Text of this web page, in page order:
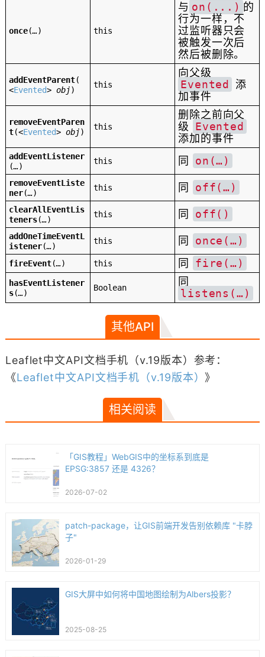
once(…) this
与 on(...) 的
行为一样，不
过监听器只会
被触发一次后
然后被删除。
addEventParent(
<Evented> obj)
this
向父级
Evented
添
加事件
removeEventParen
t(<Evented> obj)
this
删除之前向父
级
Evented
添加的事件
addEventListener
(…)
this 同 on(…)
removeEventListe
ner(…)
this 同 off(…)
clearAllEventLis
teners(…)
this 同 off()
addOneTimeEventL
istener(…)
this 同 once(…)
fireEvent(…) this 同 fire(…)
hasEventListener
s(…)
Boolean
同
listens(…)
其他API
Leaflet中文API文档手机（v.19版本）参考：
《Leaflet中文API文档手机（v.19版本） 》
相关阅读
「GIS教程」WebGIS中的坐标系到底是
EPSG:3857 还是 4326？
2026-07-02
patch-package，让GIS前端开发告别依赖库 "卡脖
子"
2026-01-29
GIS大屏中如何将中国地图绘制为Albers投影？
2025-08-25